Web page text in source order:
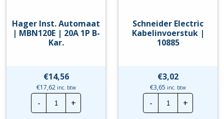
Hager Inst. Automaat
| MBN120E | 20A 1P B-
Kar.
€14,56
€17,62inc. btw
-
Hager
Inst.
Automaat
+
Schneider Electric
Kabelinvoerstuk |
10885
€3,02
€3,65 inc. btw
-
Schneider
Electric
+